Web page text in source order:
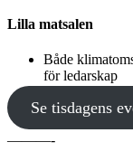
Lilla matsalen
Både
för ledarskap
Se tisdagens
———-